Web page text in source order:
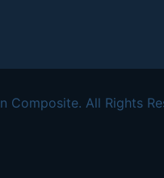
Composite. All Rights